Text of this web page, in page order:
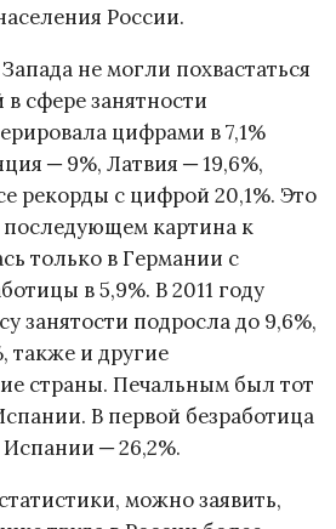
России.
не могли похвастаться
сфере занятности
цифрами в 7,1%
─ 9%, Латвия ─ 19,6%,
рекорды с цифрой 20,1%. Это
последующем картина к
только в Германии с
в 5,9%. В 2011 году
занятости подросла до 9,6%,
также и другие
страны. Печальным был тот
В первой безработица
Испании ─ 26,2%.
можно заявить,